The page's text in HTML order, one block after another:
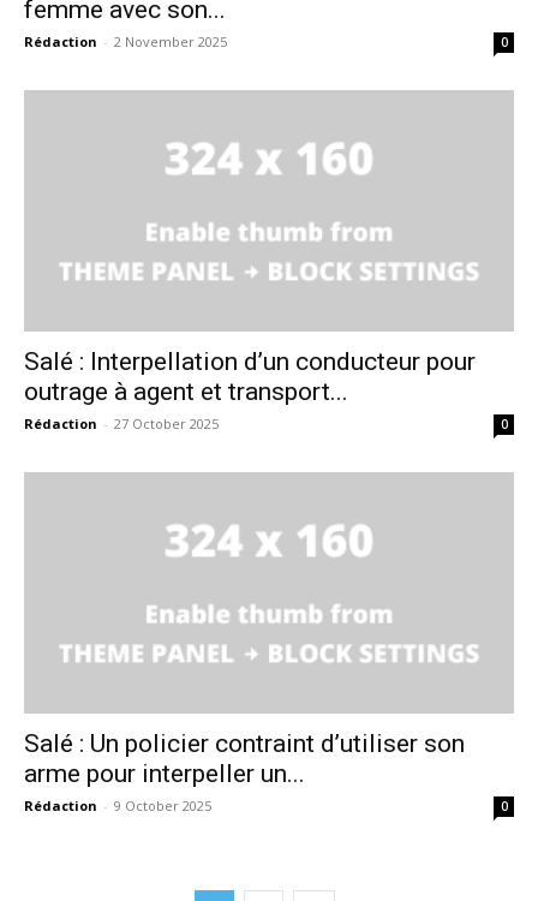
Insight Publications
À propos
Formules d’abonnement
Mon compte
femme avec son...
Rédaction - 2 November 2025 0
Salé : Interpellation d’un conducteur pour
outrage à agent et transport...
Rédaction - 27 October 2025 0
Salé : Un policier contraint d’utiliser son
arme pour interpeller un...
Rédaction - 9 October 2025 0